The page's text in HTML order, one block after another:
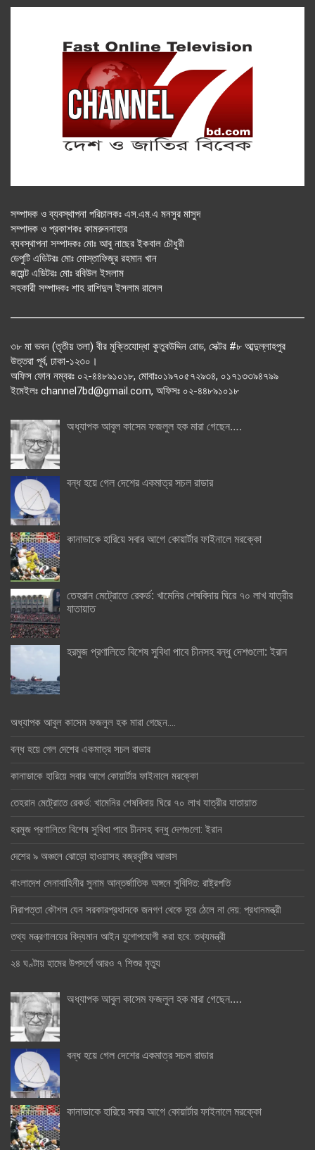
সম্পাদক ও ব্যবস্থাপনা পরিচালকঃ এস.এম.এ মনসুর মাসুদ
সম্পাদক ও প্রকাশকঃ কামরুননাহার
ব্যবস্থাপনা সম্পাদকঃ মোঃ আবু নাছের ইকবাল চৌধুরী
ডেপুটি এডিটরঃ মোঃ মোস্তাফিজুর রহমান খান
জয়েন্ট এডিটরঃ মোঃ রবিউল ইসলাম
সহকারী সম্পাদকঃ শাহ রাশিদুল ইসলাম রাসেল
৩৮ মা ভবন (তৃতীয় তলা) বীর মুক্তিযোদ্ধা কুতুবউদ্দিন রোড, সেক্টর #৮ আব্দুল্লাহপুর
উত্তরা পূর্ব, ঢাকা-১২৩০।
অফিস ফোন নম্বরঃ ০২-৪৪৮৯১০১৮, মোবাঃ০১৯৭০৫৭২৯৩৪, ০১৭১৩৩৯৪৭৯৯
ইমেইলঃ channel7bd@gmail.com, অফিসঃ ০২-৪৪৮৯১০১৮
অধ্যাপক আবুল কাসেম ফজলুল হক মারা গেছেন….
বন্ধ হয়ে গেল দেশের একমাত্র সচল রাডার
কানাডাকে হারিয়ে সবার আগে কোয়ার্টার ফাইনালে মরক্কো
তেহরান মেট্রোতে রেকর্ড: খামেনির শেষবিদায় ঘিরে ৭০ লাখ যাত্রীর
যাতায়াত
হরমুজ প্রণালিতে বিশেষ সুবিধা পাবে চীনসহ বন্ধু দেশগুলো: ইরান
অধ্যাপক আবুল কাসেম ফজলুল হক মারা গেছেন….
বন্ধ হয়ে গেল দেশের একমাত্র সচল রাডার
কানাডাকে হারিয়ে সবার আগে কোয়ার্টার ফাইনালে মরক্কো
তেহরান মেট্রোতে রেকর্ড: খামেনির শেষবিদায় ঘিরে ৭০ লাখ যাত্রীর যাতায়াত
হরমুজ প্রণালিতে বিশেষ সুবিধা পাবে চীনসহ বন্ধু দেশগুলো: ইরান
দেশের ৯ অঞ্চলে ঝোড়ো হাওয়াসহ বজ্রবৃষ্টির আভাস
বাংলাদেশ সেনাবাহিনীর সুনাম আন্তর্জাতিক অঙ্গনে সুবিদিত: রাষ্ট্রপতি
নিরাপত্তা কৌশল যেন সরকারপ্রধানকে জনগণ থেকে দূরে ঠেলে না দেয়: প্রধানমন্ত্রী
তথ্য মন্ত্রণালয়ের বিদ্যমান আইন যুগোপযোগী করা হবে: তথ্যমন্ত্রী
২৪ ঘণ্টায় হামের উপসর্গে আরও ৭ শিশুর মৃত্যু
অধ্যাপক আবুল কাসেম ফজলুল হক মারা গেছেন….
বন্ধ হয়ে গেল দেশের একমাত্র সচল রাডার
কানাডাকে হারিয়ে সবার আগে কোয়ার্টার ফাইনালে মরক্কো